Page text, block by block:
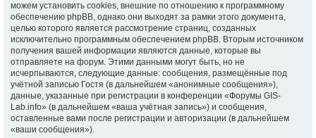
можем установить cookies, внешние по отношению к программному
обеспечению phpBB, однако они выходят за рамки этого документа,
целью которого является рассмотрение страниц, созданных
исключительно программным обеспечением phpBB. Вторым источником
получения вашей информации являются данные, которые вы
отправляете на форум. Этими данными могут быть, но не
исчерпываются, следующие данные: сообщения, размещённые под
учётной записью Гостя (в дальнейшем «анонимные сообщения»),
данные, указанные при регистрации в конференции «Форумы GIS-
Lab.info» (в дальнейшем «ваша учётная запись») и сообщения,
оставленные вами после регистрации и авторизации (в дальнейшем
«ваши сообщения»).